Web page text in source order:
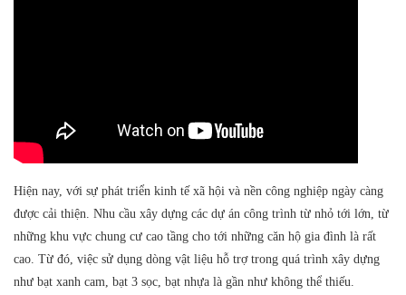
Hiện nay, với sự phát triển kinh tế xã hội và nền công nghiệp ngày càng
được cải thiện. Nhu cầu xây dựng các dự án công trình từ nhỏ tới lớn, từ
những khu vực chung cư cao tầng cho tới những căn hộ gia đình là rất
cao. Từ đó, việc sử dụng dòng vật liệu hỗ trợ trong quá trình xây dựng
như bạt xanh cam, bạt 3 sọc, bạt nhựa là gần như không thể thiếu.